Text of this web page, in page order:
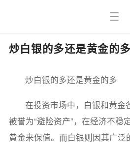
炒白银的多还是黄金的多
炒白银的多还是黄金的多
在投资市场中，白银和黄金
被誉为“避险资产”，在经济不稳
黄金来保值。而白银则因其广泛